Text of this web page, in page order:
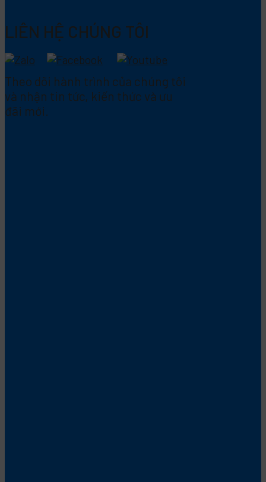
LIÊN HỆ CHÚNG TÔI
Theo dõi hành trình của chúng tôi
và nhận tin tức, kiến thức và ưu
đãi mới.